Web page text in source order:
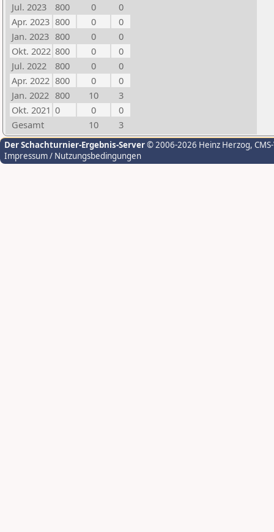
Jul. 2023
800 0
0
Apr. 2023 800 0
0
Jan. 2023 800 0
0
Okt. 2022 800 0
0
Jul. 2022
800 0
0
Apr. 2022 800 0
0
Jan. 2022 800 10
3
Okt. 2021 0 0
0
Gesamt
10 3
Der Schachturnier-Ergebnis-Server© 2006-2026 Heinz Herzog,
Impressum / Nutzungsbedingungen